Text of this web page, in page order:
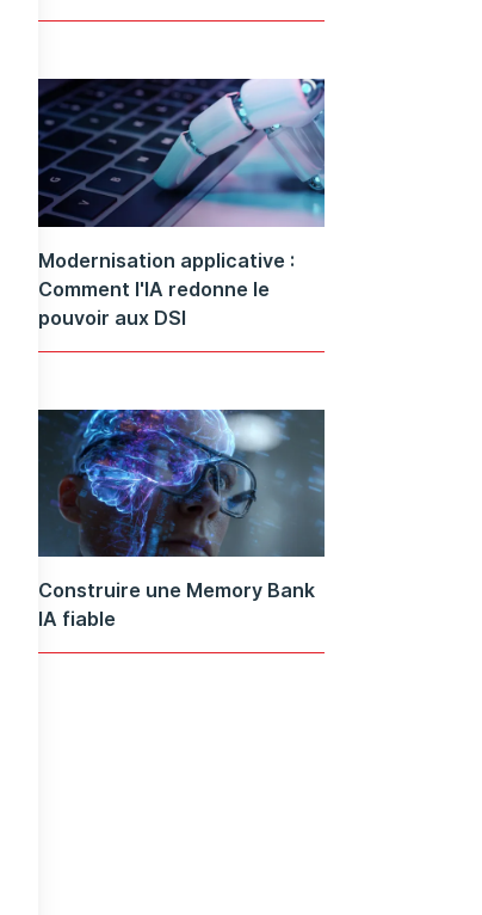
Modernisation applicative :
Comment l'IA redonne le
pouvoir aux DSI
Construire une Memory Bank
IA fiable